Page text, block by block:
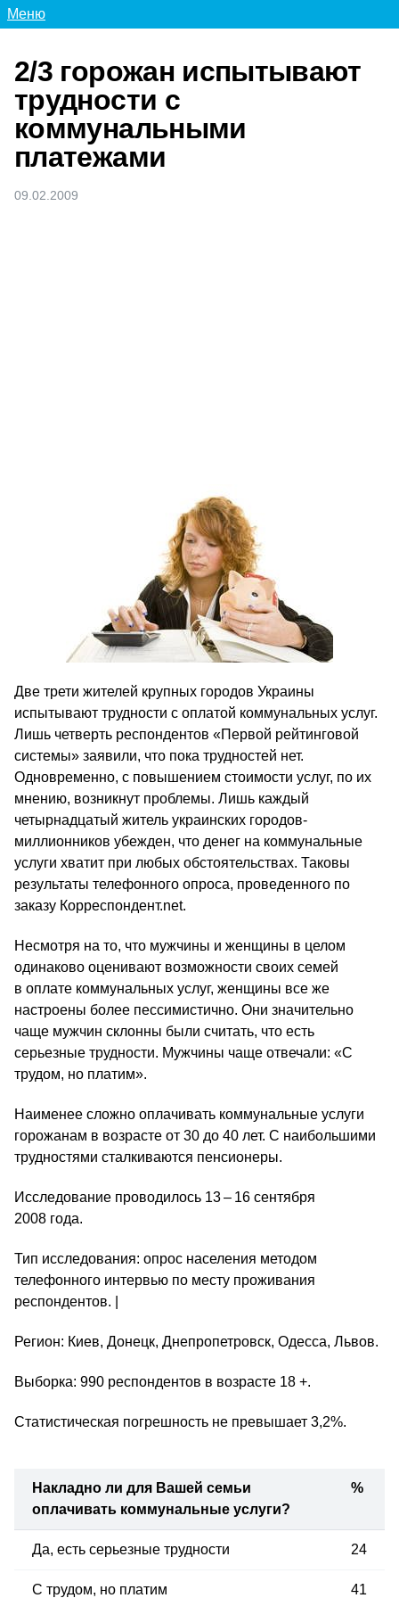
Меню
2/3 горожан испытывают
трудности с
коммунальными
платежами
09.02.2009
Две трети жителей крупных городов Украины
испытывают трудности с оплатой коммунальных услуг.
Лишь четверть респондентов «Первой рейтинговой
системы» заявили, что пока трудностей нет.
Одновременно, с повышением стоимости услуг, по их
мнению, возникнут проблемы. Лишь каждый
четырнадцатый житель украинских городов-
миллионников убежден, что денег на коммунальные
услуги хватит при любых обстоятельствах. Таковы
результаты телефонного опроса, проведенного по
заказу Корреспондент.net.
Несмотря на то, что мужчины и женщины в целом
одинаково оценивают возможности своих семей
в оплате коммунальных услуг, женщины все же
настроены более пессимистично. Они значительно
чаще мужчин склонны были считать, что есть
серьезные трудности. Мужчины чаще отвечали: «С
трудом, но платим».
Наименее сложно оплачивать коммунальные услуги
горожанам в возрасте от 30 до 40 лет. С наибольшими
трудностями сталкиваются пенсионеры.
Исследование проводилось 13 – 16 сентября
2008 года.
Тип исследования: опрос населения методом
телефонного интервью по месту проживания
респондентов. |
Регион: Киев, Донецк, Днепропетровск, Одесса, Львов.
Выборка: 990 респондентов в возрасте 18 +.
Статистическая погрешность не превышает 3,2%.
Накладно ли для Вашей семьи
оплачивать коммунальные услуги?
%
Да, есть серьезные трудности 24
С трудом, но платим 41